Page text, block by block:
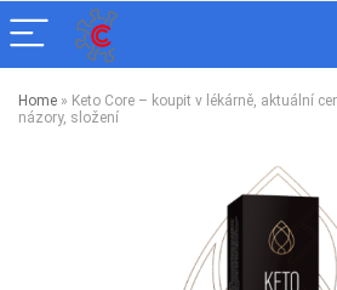
Home » Keto Core – koupit v lékárně, aktuální
názory, složení